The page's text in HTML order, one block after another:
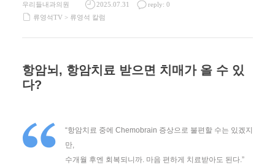
우리들내과의원 2025.07.31
reply: 0
류영석TV > 류영석 칼럼
항암뇌, 항암치료 받으면 치매가 올 수 있
다?
“항암치료 중에 Chemobrain 증상으로 불편할 수는 있겠지
만,
수개월 후엔 회복되니까. 마음 편하게 치료받아도 된다.”